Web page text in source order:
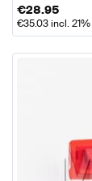
€28.95
€35.03incl. 21%